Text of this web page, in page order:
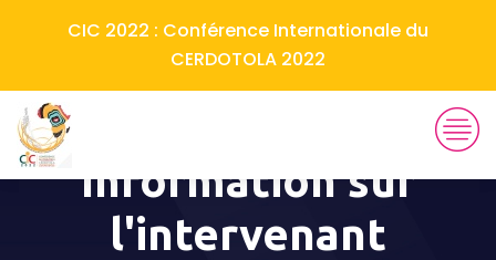
CIC 2022 : Conférence Internationale du
CERDOTOLA 2022
Information sur
l'intervenant